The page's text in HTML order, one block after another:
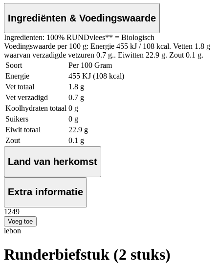
Ingrediënten & Voedingswaarde
Ingredienten: 100% RUNDvlees** = Biologisch
Voedingswaarde per 100 g: Energie 455 kJ / 108 kcal. Vetten 1.8 g
waarvan verzadigde vetzuren 0.7 g.. Eiwitten 22.9 g. Zout 0.1 g.
Soort
Per 100 Gram
Energie
455 KJ (108 kcal)
Vet totaal
1.8 g
Vet verzadigd
0.7 g
Koolhydraten totaal 0 g
Suikers
0 g
Eiwit totaal
22.9 g
Zout
0.1 g
Land van herkomst
Extra informatie
1249
Voeg toe
lebon
Runderbiefstuk (2 stuks)